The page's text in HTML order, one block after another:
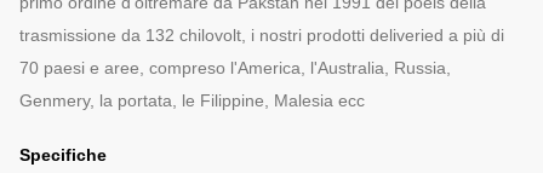
trasmissione da 132 chilovolt, i nostri prodotti deliveried a più di
70 paesi e aree, compreso l'America, l'Australia, Russia,
Genmery, la portata, le Filippine, Malesia ecc
Specifiche